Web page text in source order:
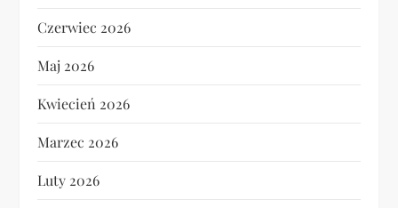
Czerwiec 2026
Maj 2026
Kwiecień 2026
Marzec 2026
Luty 2026